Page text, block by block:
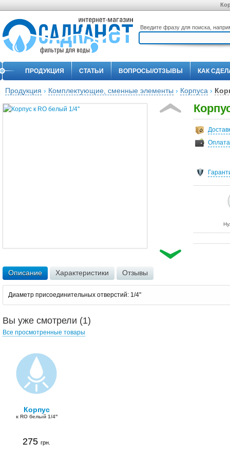
Введите фразу для поиска,
ПРОДУКЦИЯ СТАТЬИ ВОПРОСЫ/ОТЗЫВЫ КАК
Продукция › Комплектующие, сменные элементы › Корпуса ›
Оплата
Описание Характеристики Отзывы
Диаметр присоединительных отверстий: 1/4"
Вы уже смотрели (1)
Все просмотренные товары
Корпус
к RO белый 1/4''
275 грн.